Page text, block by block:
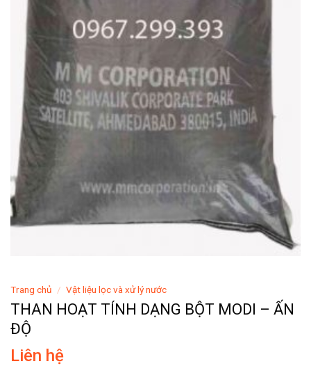
Trang chủ / Vật liệu lọc và xử lý nước
THAN HOẠT TÍNH DẠNG BỘT MODI – ẤN
ĐỘ
Liên hệ